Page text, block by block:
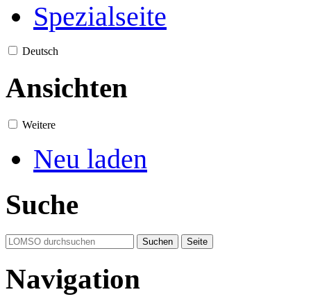
Spezialseite
Deutsch
Ansichten
Weitere
Neu laden
Suche
Navigation